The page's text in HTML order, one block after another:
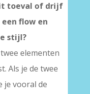
toeval of drijf
flow en
stijl?
elementen
Als je de twee
je vooral de